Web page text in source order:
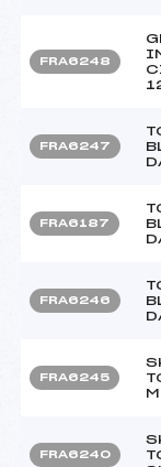
FRA6248
FRA6247
FRA6187
FRA6246
FRA6245
FRA6240